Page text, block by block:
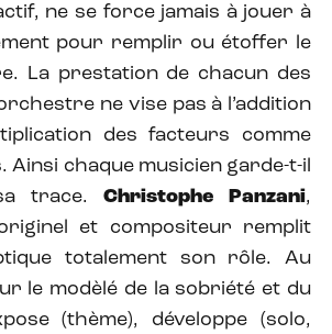
ne se force jamais à jouer à
pour remplir ou étoffer le
La prestation de chacun des
ne vise pas à l’addition
des facteurs comme
chaque musicien garde-t-il
trace. Christophe Panzani,
et compositeur remplit
totalement son rôle. Au
le modèlé de la sobriété et du
(thème), développe (solo,